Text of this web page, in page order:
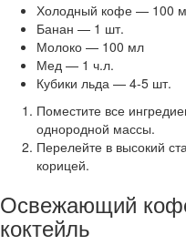
Холодный кофе — 100
Банан — 1 шт.
Молоко — 100 мл
Мед — 1 ч.л.
Кубики льда — 4-5 шт.
Поместите все
однородной массы.
Перелейте в высокий
корицей.
Освежающий
коктейль